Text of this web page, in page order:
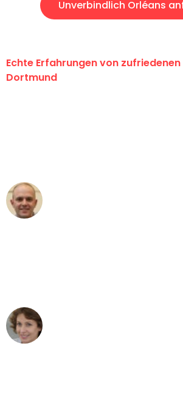
Unverbindlich Orléans
Echte Erfahrungen von
Dortmund